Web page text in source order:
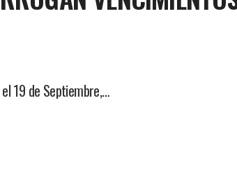
19 de Septiembre,…